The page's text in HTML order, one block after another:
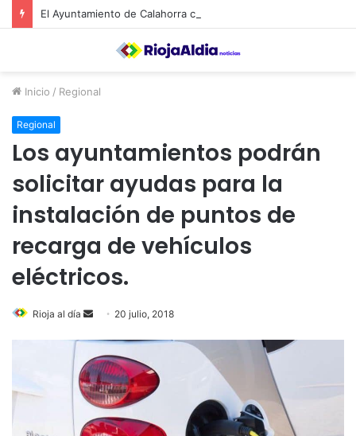
Inicio / Regional
Regional
Los ayuntamientos podrán
solicitar ayudas para la
instalación de puntos de
recarga de vehículos
eléctricos.
Rioja al día
d
a
n
e
20 julio, 2018